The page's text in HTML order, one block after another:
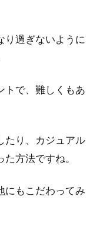
プレゼント！ブラ
いはず！
着がおすすめです。何と
にこだわる！お洒
り過ぎないように
トで、難しくもあ
たり、カジュアル
方法ですね。
にもこだわってみ